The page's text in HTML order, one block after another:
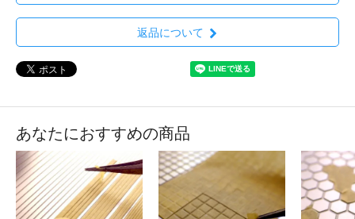
返品について
あなたにおすすめの商品